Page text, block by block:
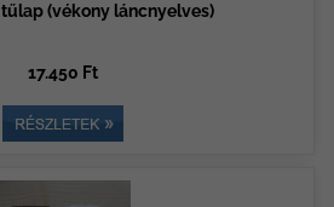
(vékony láncnyelves)
17.450 Ft